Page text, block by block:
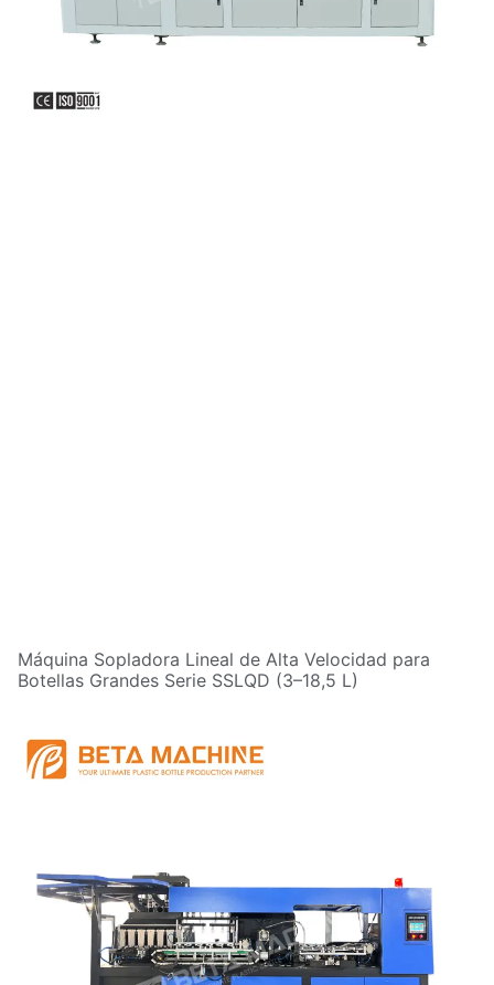
Máquina Sopladora Lineal de Alta Velocidad para
Botellas Grandes Serie SSLQD (3–18,5 L)